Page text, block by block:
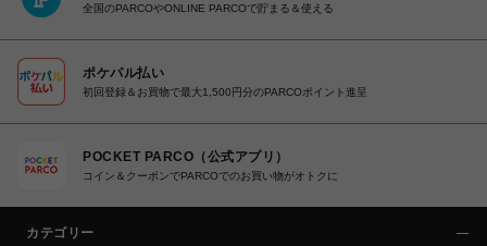
全国のPARCOやONLINE PARCOで貯まる＆使える
ポケパル払い
初回登録＆お買物で最大1,500円分のPARCOポイント進呈
POCKET PARCO（公式アプリ）
コイン＆クーポンでPARCOでのお買い物がオトクに
カテゴリー